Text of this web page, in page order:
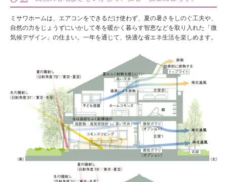
ミサワホームは、エアコンをできるだけ使わず、夏の暑さをしのぐ工夫や、
自然の力をじょうずにいかして冬を暖かく暮らす智恵などを取り入れた「微
気候デザイン」の住まい。一年を通じて、快適な省エネ生活を楽しめます。